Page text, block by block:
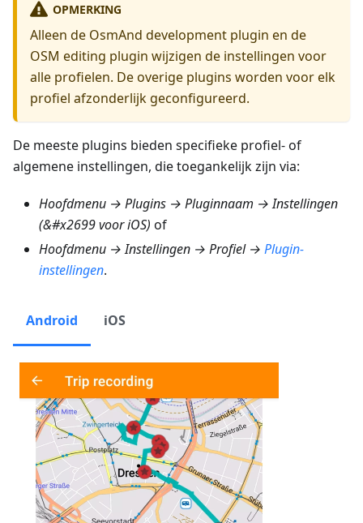
OPMERKING
Alleen de OsmAnd development plugin en de
OSM editing plugin wijzigen de instellingen voor
alle profielen. De overige plugins worden voor elk
profiel afzonderlijk geconfigureerd.
De meeste plugins bieden specifieke profiel- of
algemene instellingen, die toegankelijk zijn via:
Hoofdmenu → Plugins → Pluginnaam → Instellingen
(&#x2699 voor iOS) of
Hoofdmenu → Instellingen → Profiel → Plugin-
instellingen.
Android iOS